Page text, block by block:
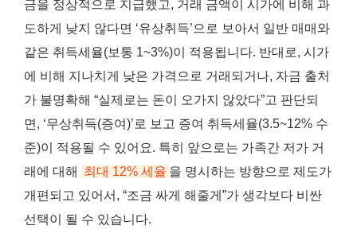
금을 정상적으로 지급했고, 거래 금액이 시가에 비해 과
도하게 낮지 않다면 ‘유상취득’으로 보아서 일반 매매와
같은 취득세율(보통 1~3%)이 적용됩니다. 반대로, 시가
에 비해 지나치게 낮은 가격으로 거래되거나, 자금 출처
가 불명확해 “실제로는 돈이 오가지 않았다”고 판단되
면, ‘무상취득(증여)’로 보고 증여 취득세율(3.5~12% 수
준)이 적용될 수 있어요. 특히 앞으로는 가족간 저가 거
래에 대해
최대 12% 세율 을 명시하는 방향으로 제도가
개편되고 있어서, “조금 싸게 해줄게”가 생각보다 비싼
선택이 될 수 있습니다.